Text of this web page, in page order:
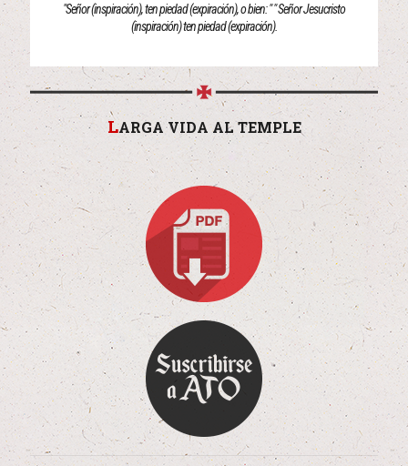
"Señor (inspiración), ten piedad (expiración), o bien: " " Señor Jesucristo
(inspiración) ten piedad (expiración).
LARGA VIDA AL TEMPLE